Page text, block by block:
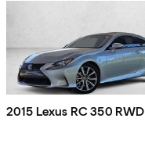
2015 Lexus RC 350 RWD